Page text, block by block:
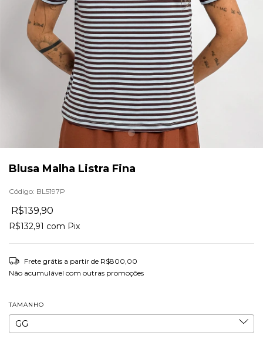
Blusa Malha Listra Fina
Código: BL5197P
R$139,90
R$132,91 com Pix
Frete grátis a partir de R$800,00
Não acumulável com outras promoções
TAMANHO